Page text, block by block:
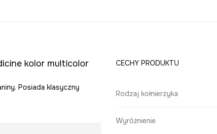
kolor multicolor
Posiada klasyczny
CECHY PRODUKTU
Rodzaj kołnierzyka
Wyróżnienie